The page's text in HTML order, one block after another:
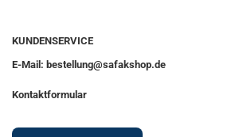
KUNDENSERVICE
E-Mail: bestellung@safakshop.de
Kontaktformular